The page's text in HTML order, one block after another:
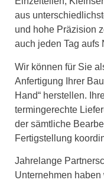
aus
und hohe Präzision
auch jeden Tag aufs
Wir können für Sie
Anfertigung Ihrer
Hand“ herstellen.
termingerechte
der sämtliche
Fertigstellung
Jahrelange
Unternehmen